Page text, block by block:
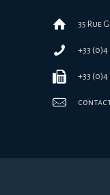
35 Rue
+33 (0)4
+33 (0)4